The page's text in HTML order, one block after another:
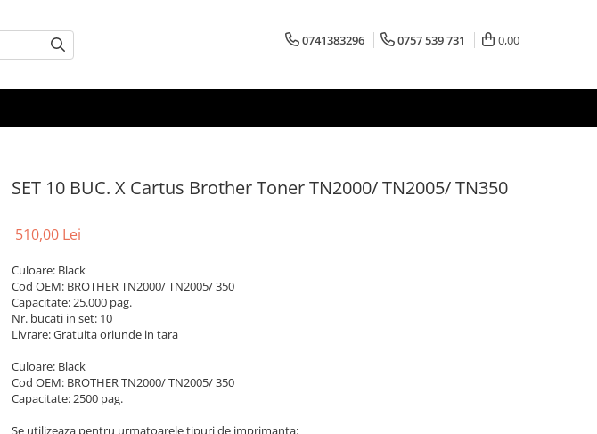
0741383296 0757 539 731 0,00
SET 10 BUC. X Cartus Brother Toner TN2000/ TN2005/ TN350
510,00 Lei
Culoare: Black
Cod OEM: BROTHER TN2000/ TN2005/ 350
Capacitate: 25.000 pag.
Nr. bucati in set: 10
Livrare: Gratuita oriunde in tara
Culoare: Black
Cod OEM: BROTHER TN2000/ TN2005/ 350
Capacitate: 2500 pag.
Se utilizeaza pentru urmatoarele tipuri de imprimanta: